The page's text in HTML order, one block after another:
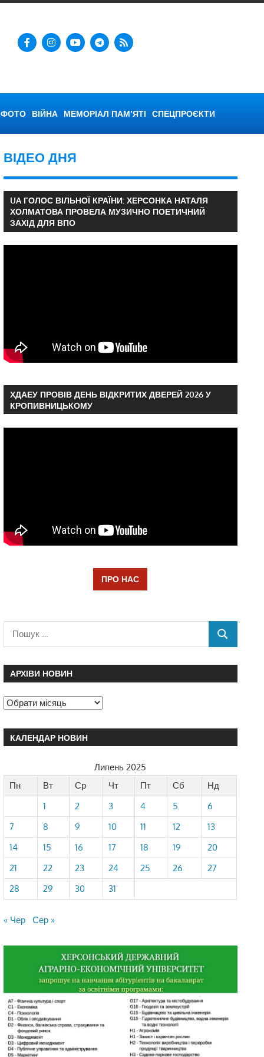
ФОТО ВІЙНА МЕМОРІАЛ ПАМ’ЯТІ СПЕЦПРОЄКТИ
ВІДЕО ДНЯ
UA ГОЛОС ВІЛЬНОЇ КРАЇНИ: ХЕРСОНКА НАТАЛЯ
ХОЛМАТОВА ПРОВЕЛА МУЗИЧНО ПОЕТИЧНИЙ
ЗАХІД ДЛЯ ВПО
ХДАЕУ ПРОВІВ ДЕНЬ ВІДКРИТИХ ДВЕРЕЙ 2026 У
КРОПИВНИЦЬКОМУ
ПРО НАС
АРХІВИ НОВИН
КАЛЕНДАР НОВИН
Липень 2025
Пн
Вт Ср Чт Пт Сб
Нд
1
2 3 4 5
6
7
8 9 10 11 12
13
14
15 16 17 18 19
20
21
22 23 24 25 26
27
28
29 30 31
« Чер Сер »